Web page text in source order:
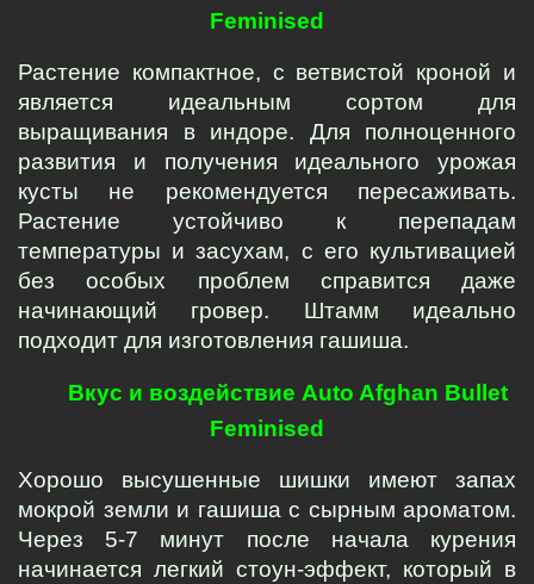
Feminised
Растение компактное, с ветвистой кроной и
является идеальным сортом для
выращивания в индоре. Для полноценного
развития и получения идеального урожая
кусты не рекомендуется пересаживать.
Растение устойчиво к перепадам
температуры и засухам, с его культивацией
без особых проблем справится даже
начинающий гровер. Штамм идеально
подходит для изготовления гашиша.
Вкус и воздействие Auto Afghan Bullet
Feminised
Хорошо высушенные шишки имеют запах
мокрой земли и гашиша с сырным ароматом.
Через 5-7 минут после начала курения
начинается легкий стоун-эффект, который в